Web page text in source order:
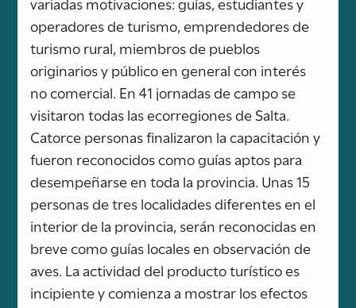
operadores de turismo, emprendedores de
turismo rural, miembros de pueblos
originarios y público en general con interés
no comercial. En 41 jornadas de campo se
visitaron todas las ecorregiones de Salta.
Catorce personas finalizaron la capacitación y
fueron reconocidos como guías aptos para
desempeñarse en toda la provincia. Unas 15
personas de tres localidades diferentes en el
interior de la provincia, serán reconocidas en
breve como guías locales en observación de
aves. La actividad del producto turístico es
incipiente y comienza a mostrar los efectos